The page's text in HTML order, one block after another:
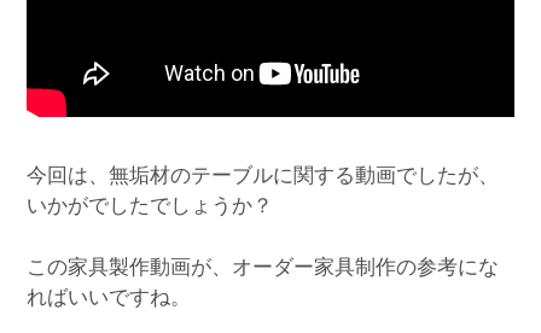
今回は、無垢材のテーブルに関する動画でしたが、
いかがでしたでしょうか？
この家具製作動画が、オーダー家具制作の参考にな
ればいいですね。